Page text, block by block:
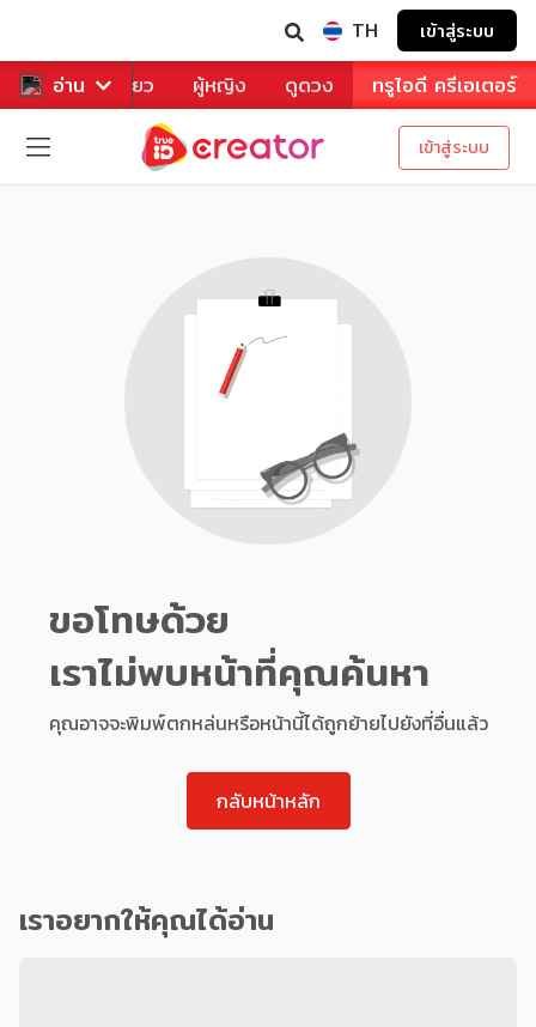
TH เข้าสู่ระบบ
อ่าน
หาร ท่องเที่ยว ผู้หญิง ดูดวง ทรูไอดี ครีเอเตอร์
เข้าสู่ระบบ
ขอโทษด้วย
เราไม่พบหน้าที่คุณค้นหา
คุณอาจจะพิมพ์ตกหล่นหรือหน้านี้ได้ถูกย้ายไปยังที่อื่นแล้ว
กลับหน้าหลัก
เราอยากให้คุณได้อ่าน